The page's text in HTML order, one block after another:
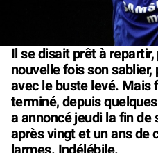
Il se disait prêt à
nouvelle fois son
avec le buste levé. Mais
terminé, depuis
a annoncé jeudi la fin de
après vingt et un ans de